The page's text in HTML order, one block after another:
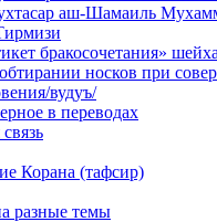
аш-Шамаиль
бракосочетания»
носков при
вудуъ/
в переводах
Корана (тафсир)
разные темы